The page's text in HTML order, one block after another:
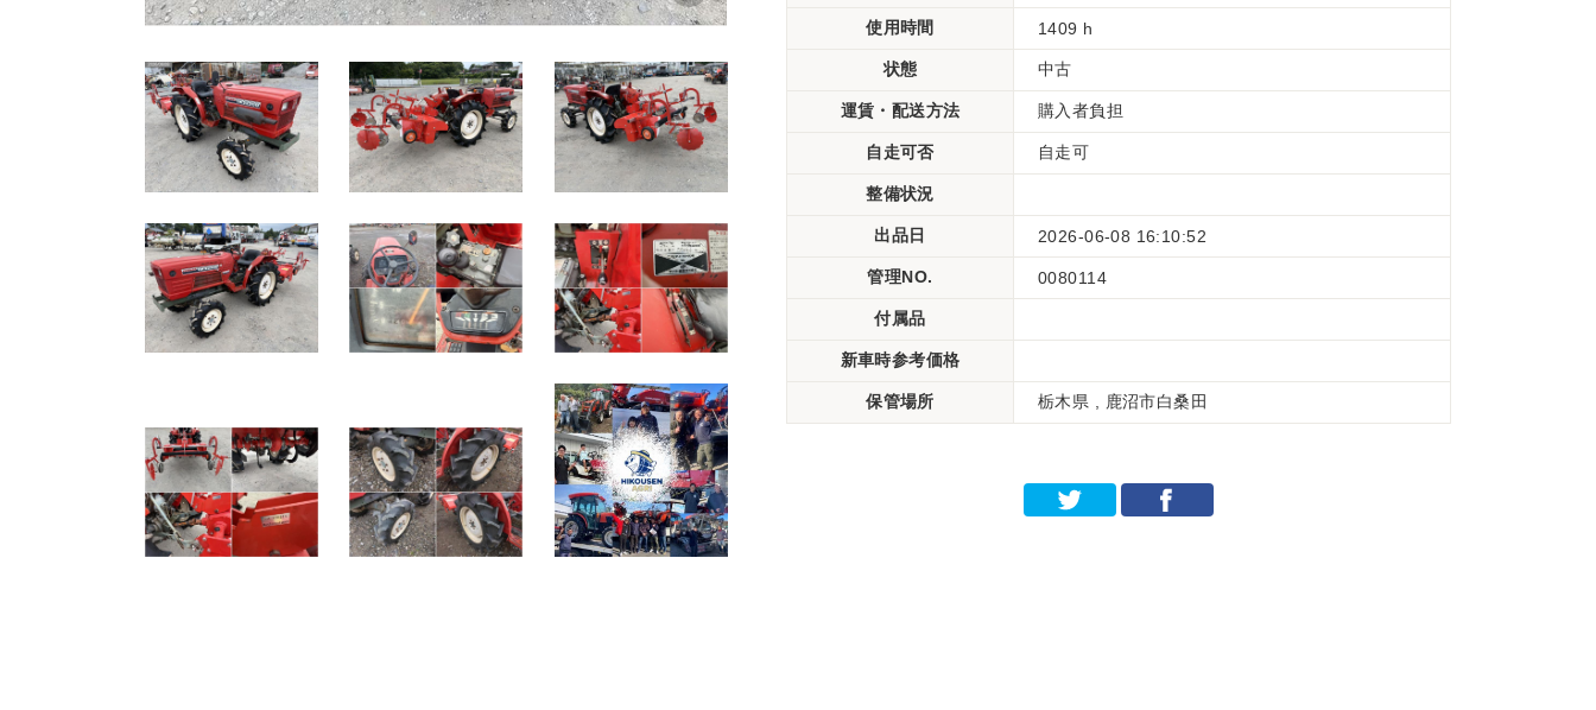
使用時間 1409 h
状態 中古
運賃・配送方法 購入者負担
自走可否 自走可
整備状況
出品日 2026-06-08 16:10:52
管理NO. 0080114
付属品
新車時参考価格
保管場所 栃木県 , 鹿沼市白桑田